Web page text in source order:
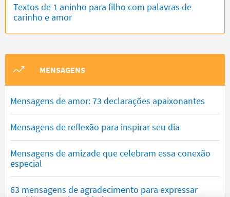
Textos de 1 aninho para filho com palavras de
carinho e amor
MENSAGENS
Mensagens de amor: 73 declarações apaixonantes
Mensagens de reflexão para inspirar seu dia
Mensagens de amizade que celebram essa conexão
especial
63 mensagens de agradecimento para expressar